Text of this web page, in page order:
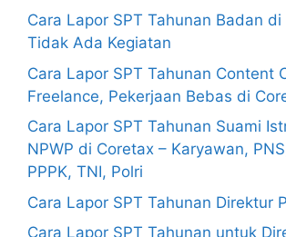
Cara Lapor SPT Tahunan Badan
Tidak Ada Kegiatan
Cara Lapor SPT Tahunan Content
Freelance, Pekerjaan Bebas di
Cara Lapor SPT Tahunan Suami
NPWP di Coretax – Karyawan,
PPPK, TNI, Polri
Cara Lapor SPT Tahunan Direktur
Cara Lapor SPT Tahunan untuk